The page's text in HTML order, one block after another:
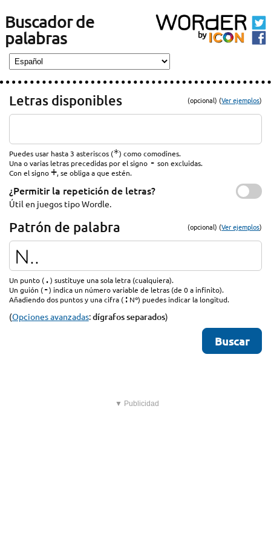
Buscador de
palabras
Letras disponibles (opcional) (Ver ejemplos)
Puedes usar hasta 3 asteriscos (*) como comodines.
Una o varias letras precedidas por el signo - son excluidas.
Con el signo+, se obliga a que estén.
¿Permitir la repetición de letras?
Útil en juegos tipo Wordle.
Patrón de palabra (opcional) (Ver ejemplos)
Un punto (.) sustituye una sola letra (cualquiera).
Un guión (-) indica un número variable de letras (de 0 a infinito).
Añadiendo dos puntos y una cifra (: Nº) puedes indicar la longitud.
(Opciones avanzadas:dígrafos separados)
▼ Publicidad